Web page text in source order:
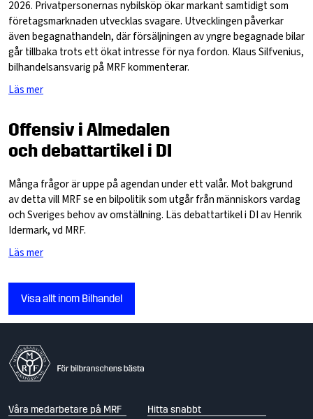
2026. Privatpersonernas nybilsköp ökar markant samtidigt som
företagsmarknaden utvecklas svagare. Utvecklingen påverkar
även begagnathandeln, där försäljningen av yngre begagnade bilar
går tillbaka trots ett ökat intresse för nya fordon. Klaus Silfvenius,
bilhandelsansvarig på MRF kommenterar.
Läs mer
Offensiv i Almedalen
och debattartikel i DI
Många frågor är uppe på agendan under ett valår. Mot bakgrund
av detta vill MRF se en bilpolitik som utgår från människors vardag
och Sveriges behov av omställning. Läs debattartikel i DI av Henrik
Idermark, vd MRF.
Läs mer
Visa allt inom Bilhandel
Våra medarbetare på MRF
Hitta snabbt